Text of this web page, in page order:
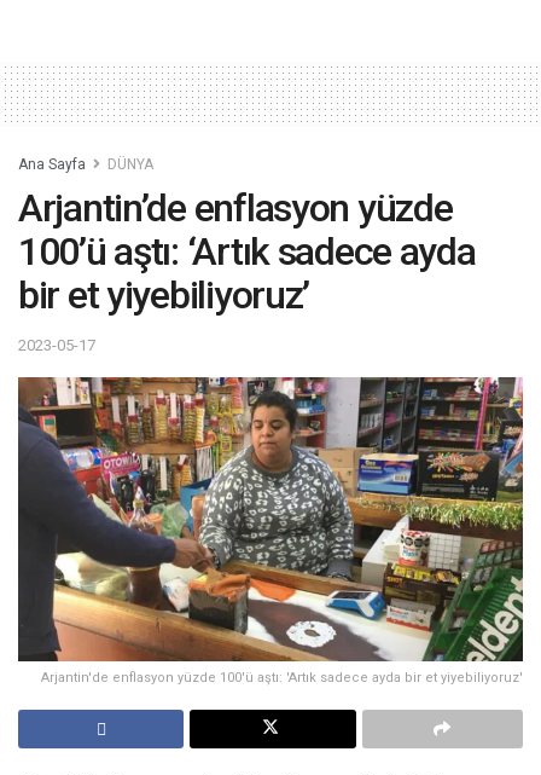
Ana Sayfa DÜNYA
Arjantin’de enflasyon yüzde
100’ü aştı: ‘Artık sadece ayda
bir et yiyebiliyoruz’
2023-05-17
Arjantin'de enflasyon yüzde 100'ü aştı: 'Artık sadece ayda bir et yiyebiliyoruz'